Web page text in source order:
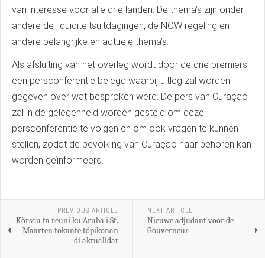
van interesse voor alle drie landen. De thema’s zijn onder
andere de liquiditeitsuitdagingen, de NOW regeling en
andere belangrijke en actuele thema’s.
Als afsluiting van het overleg wordt door de drie premiers
een persconferentie belegd waarbij uitleg zal worden
gegeven over wat besproken werd. De pers van Curaçao
zal in de gelegenheid worden gesteld om deze
persconferentie te volgen en om ook vragen te kunnen
stellen, zodat de bevolking van Curaçao naar behoren kan
worden geïnformeerd.
PREVIOUS ARTICLE
Kòrsou ta reuní ku Aruba i St.
Maarten tokante tópikonan
di aktualidat
NEXT ARTICLE
Nieuwe adjudant voor de
Gouverneur